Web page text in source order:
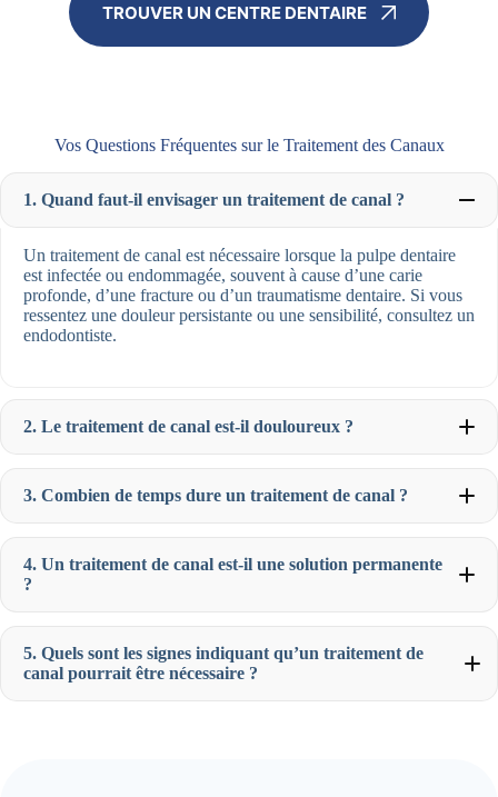
TROUVER UN CENTRE DENTAIRE
Vos Questions Fréquentes sur le Traitement des Canaux
1. Quand faut-il envisager un traitement de canal ?
Un traitement de canal est nécessaire lorsque la pulpe dentaire
est infectée ou endommagée, souvent à cause d’une carie
profonde, d’une fracture ou d’un traumatisme dentaire. Si vous
ressentez une douleur persistante ou une sensibilité, consultez un
endodontiste.
2. Le traitement de canal est-il douloureux ?
3. Combien de temps dure un traitement de canal ?
4. Un traitement de canal est-il une solution permanente
?
5. Quels sont les signes indiquant qu’un traitement de
canal pourrait être nécessaire ?